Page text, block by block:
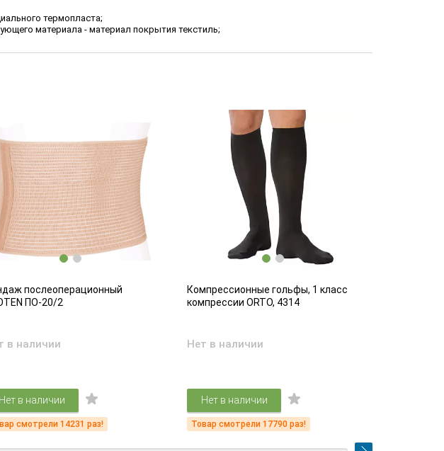
термопласта;
материала - материал покрытия текстиль;
послеоперационный
ПО-20/2
в наличии
Нет в наличии
смотрели 14231 раз!
Компрессионные гольфы, 1 класс
компрессии ORTO, 4314
Нет в наличии
Нет в наличии
Товар смотрели 17790 раз!